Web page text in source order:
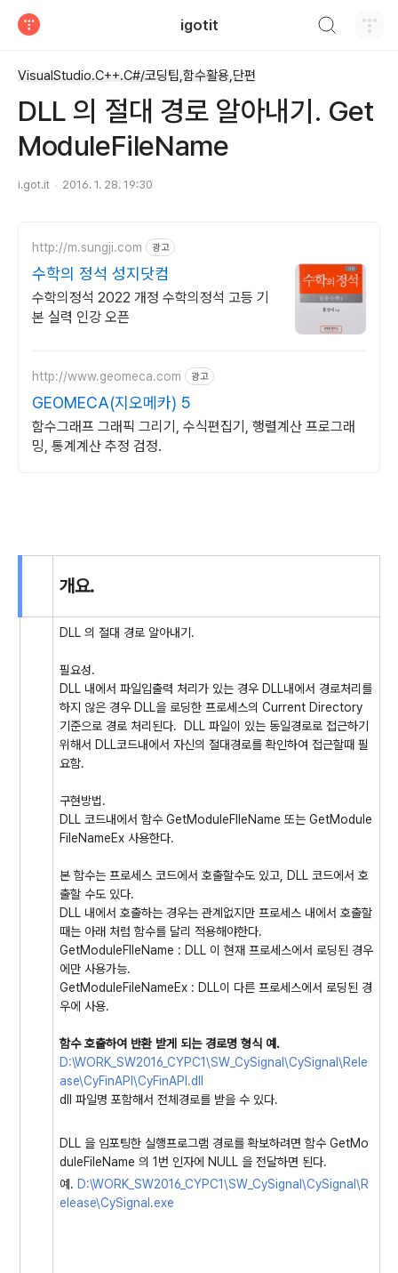
igotit
VisualStudio.C++.C#/코딩팁,함수활용,단편
DLL 의 절대 경로 알아내기. Get
ModuleFileName
i.got.it 2016. 1. 28. 19:30
http://m.sungji.com 광고
수학의 정석 성지닷컴
수학의정석 2022 개정 수학의정석 고등 기
본 실력 인강 오픈
http://www.geomeca.com 광고
GEOMECA(지오메카) 5
함수그래프 그래픽 그리기, 수식편집기, 행렬계산 프로그래
밍, 통계계산 추정 검정.
개요.
DLL 의 절대 경로 알아내기.
필요성.
DLL 내에서 파일입출력 처리가 있는 경우 DLL내에서 경로처리를
하지 않은 경우 DLL을 로딩한 프로세스의 Current Directory
기준으로 경로 처리된다. DLL 파일이 있는 동일경로로 접근하기
위해서 DLL코드내에서 자신의 절대경로를 확인하여 접근할때 필
요함.
구현방법.
DLL 코드내에서 함수 GetModuleFIleName 또는 GetModule
FileNameEx 사용한다.
본 함수는 프로세스 코드에서 호출할수도 있고, DLL 코드에서 호
출할 수도 있다.
DLL 내에서 호출하는 경우는 관계없지만 프로세스 내에서 호출할
때는 아래 처럼 함수를 달리 적용해야한다.
GetModuleFIleName : DLL 이 현재 프로세스에서 로딩된 경우
에만 사용가능.
GetModuleFileNameEx : DLL이 다른 프로세스에서 로딩된 경
우에 사용.
함수 호출하여 반환 받게 되는 경로명 형식 예.
D:\WORK_SW2016_CYPC1\SW_CySignal\CySignal\Rele
ase\CyFinAPI\CyFinAPI.dll
dll 파일명 포함해서 전체경로를 받을 수 있다.
DLL 을 임포팅한 실행프로그램 경로를 확보하려면 함수 GetMo
duleFileName 의 1번 인자에 NULL 을 전달하면 된다.
예. D:\WORK_SW2016_CYPC1\SW_CySignal\CySignal\R
elease\CySignal.exe